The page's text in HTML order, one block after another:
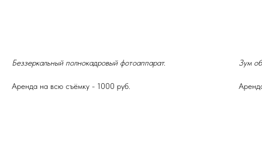
Беззеркальный полнокадровый фотоаппарат.
Аренда на всю съёмку - 1000 руб.
Зум